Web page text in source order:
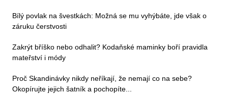
Bílý povlak na švestkách: Možná se mu vyhýbáte, jde však o
záruku čerstvosti
Zakrýt bříško nebo odhalit? Kodaňské maminky boří pravidla
mateřství i módy
Proč Skandinávky nikdy neříkají, že nemají co na sebe?
Okopírujte jejich šatník a pochopíte...